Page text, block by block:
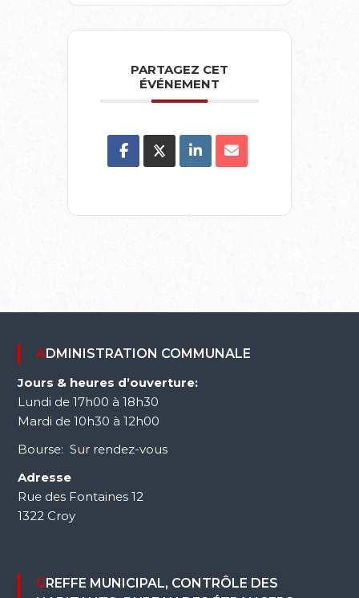
PARTAGEZ CET
ÉVÉNEMENT
ADMINISTRATION COMMUNALE
Jours & heures d’ouverture:
Lundi de 17h00 à 18h30
Mardi de 10h30 à 12h00
Bourse: Sur rendez-vous
Adresse
Rue des Fontaines 12
1322 Croy
GREFFE MUNICIPAL, CONTRÔLE DES